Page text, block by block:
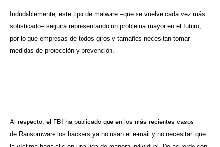
Indudablemente, este tipo de malware –que se vuelve cada vez más
sofisticado– seguirá representando un problema mayor en el futuro,
por lo que empresas de todos giros y tamaños necesitan tomar
medidas de protección y prevención.
Al respecto, el FBI ha publicado que en los más recientes casos
de Ransomware los hackers ya no usan el e-mail y no necesitan que